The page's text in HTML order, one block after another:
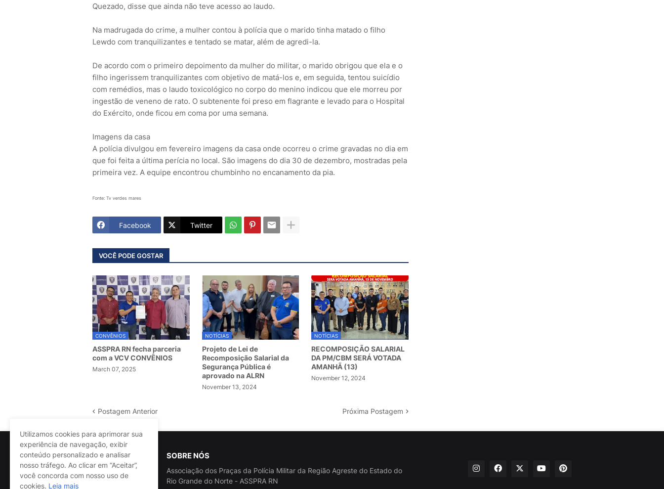
Quezado, disse que ainda não teve acesso ao laudo.
Na madrugada do crime, a mulher contou à polícia que o marido tinha matado o filho
Lewdo com tranquilizantes e tentado se matar, além de agredi-la.
De acordo com o primeiro depoimento da mulher do militar, o marido obrigou que ela e o
filho ingerissem tranquilizantes com objetivo de matá-los e, em seguida, tentou suicídio
com remédios, mas o laudo toxicológico no corpo do menino indicou que ele morreu por
ingestão de veneno de rato. O subtenente foi preso em flagrante e levado para o Hospital
do Exército, onde ficou em coma por uma semana.
Imagens da casa
A polícia divulgou em fevereiro imagens da casa onde ocorreu o crime gravadas no dia em
que foi feita a última perícia no local. São imagens do dia 30 de dezembro, mostradas pela
primeira vez. A equipe encontrou chumbinho no encanamento da pia.
Fonte: Tv verdes mares
Facebook Twitter
VOCÊ PODE GOSTAR
CONVÊNIOS
ASSPRA RN fecha parceria
com a VCV CONVÊNIOS
March 07, 2025
NOTÍCIAS
Projeto de Lei de
Recomposição Salarial da
Segurança Pública é
aprovado na ALRN
November 13, 2024
NOTÍCIAS
RECOMPOSIÇÃO SALARIAL
DA PM/CBM SERÁ VOTADA
AMANHÃ (13)
November 12, 2024
Postagem Anterior Próxima Postagem
SOBRE NÓS
Associação dos Praças da Polícia Militar da Região Agreste do Estado do
Rio Grande do Norte - ASSPRA RN
Utilizamos cookies para aprimorar sua
experiência de navegação, exibir
conteúdo personalizado e analisar
nosso tráfego. Ao clicar em “Aceitar”,
você concorda com nosso uso de
cookies. Leia mais